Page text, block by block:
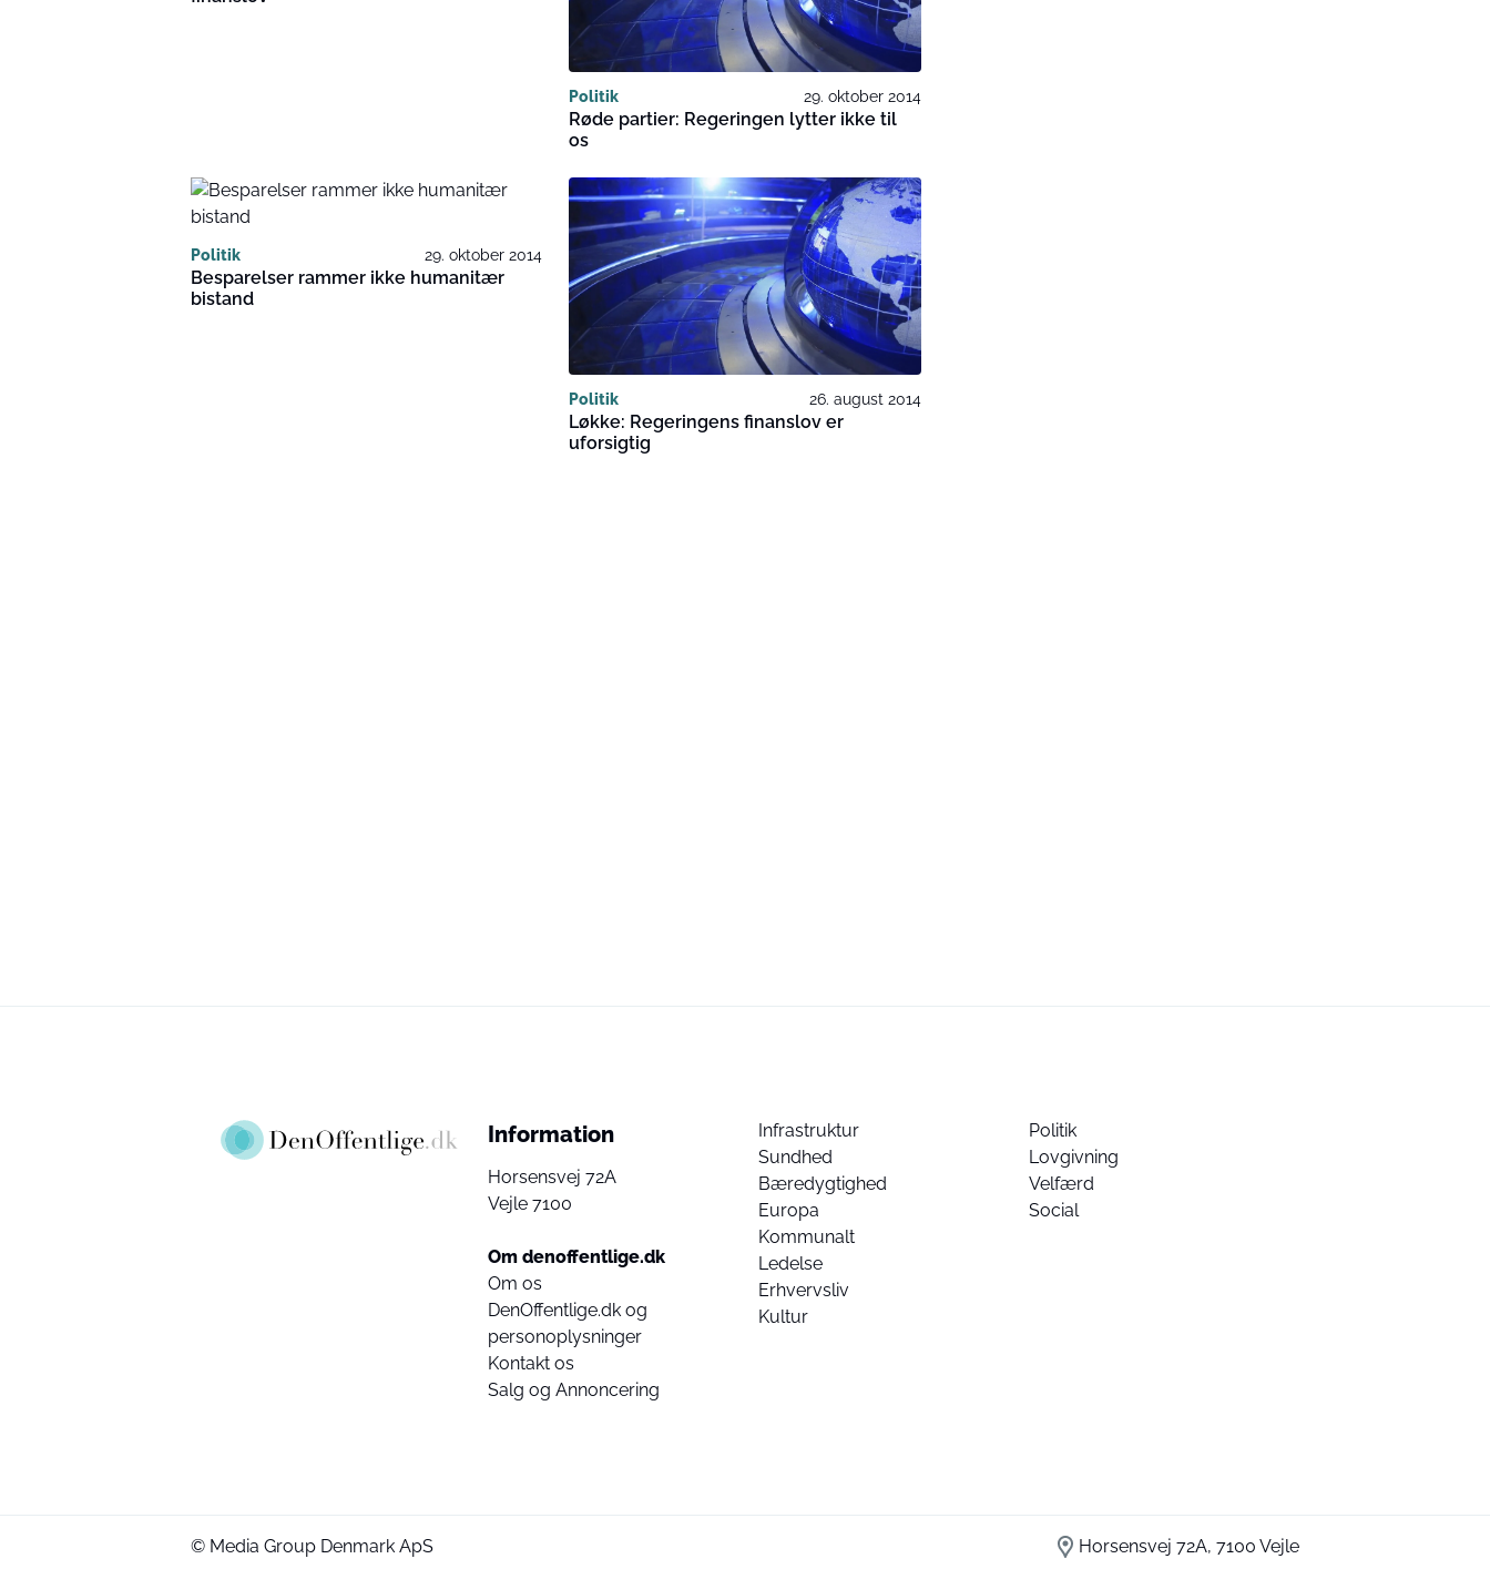
Politik 29. oktober 2014
Røde partier: Regeringen lytter ikke til
os
Politik 29. oktober 2014
Besparelser rammer ikke humanitær
bistand
Politik 26. august 2014
Løkke: Regeringens finanslov er
uforsigtig
Information
Horsensvej 72A
Vejle 7100
Om denoffentlige.dk
Om os
DenOffentlige.dk og
personoplysninger
Kontakt os
Salg og Annoncering
Infrastruktur
Sundhed
Bæredygtighed
Europa
Kommunalt
Ledelse
Erhvervsliv
Kultur
Politik
Lovgivning
Velfærd
Social
© Media Group Denmark ApS Horsensvej 72A, 7100 Vejle